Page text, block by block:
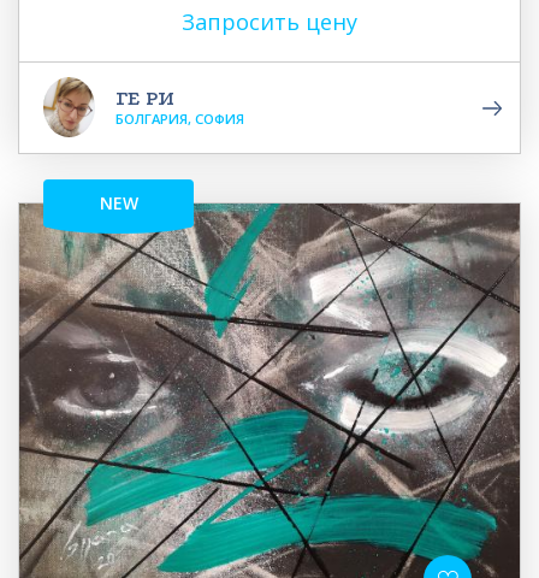
Запросить цену
ГЕ РИ
БОЛГАРИЯ, СОФИЯ
NEW